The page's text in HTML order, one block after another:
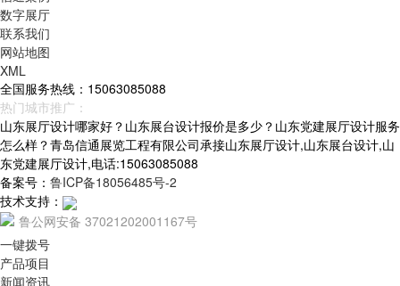
数字展厅
联系我们
网站地图
XML
全国服务热线：15063085088
热门城市推广：
山东展厅设计哪家好？山东展台设计报价是多少？山东党建展厅设计服务
怎么样？青岛信通展览工程有限公司承接山东展厅设计,山东展台设计,山
东党建展厅设计,电话:15063085088
备案号： 鲁ICP备18056485号-2
技术支持：
鲁公网安备 37021202001167号
一键拨号
产品项目
新闻资讯